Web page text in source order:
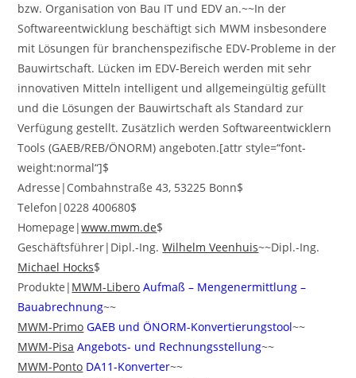
bzw. Organisation von Bau IT und EDV an.~~In der
Softwareentwicklung beschäftigt sich MWM insbesondere
mit Lösungen für branchenspezifische EDV-Probleme in der
Bauwirtschaft. Lücken im EDV-Bereich werden mit sehr
innovativen Mitteln intelligent und allgemeingültig gefüllt
und die Lösungen der Bauwirtschaft als Standard zur
Verfügung gestellt. Zusätzlich werden Softwareentwicklern
Tools (GAEB/REB/ÖNORM) angeboten.[attr style=“font-
weight:normal“]$
Adresse|Combahnstraße 43, 53225 Bonn$
Telefon|0228 400680$
Homepage|www.mwm.de$
Geschäftsführer|Dipl.-Ing.Wilhelm Veenhuis~~Dipl.-Ing.
Michael Hocks$
Produkte| MWM-Libero Aufmaß – Mengenermittlung –
Bauabrechnung~~
MWM-Primo GAEB und ÖNORM-Konvertierungstool~~
MWM-Pisa Angebots- und Rechnungsstellung~~
MWM-Ponto DA11-Konverter~~